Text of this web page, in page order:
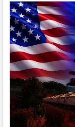
й
–
з
в
е
н
Т
а
с
к
н
а
я
д
и
л
м
м
а
А
р
м
е